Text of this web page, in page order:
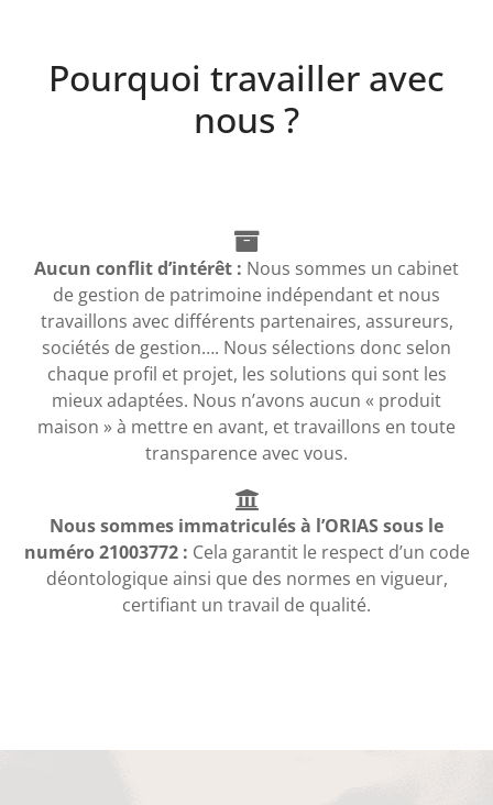
Pourquoi travailler avec
nous ?
Aucun conflit d’intérêt : Nous sommes un cabinet
de gestion de patrimoine indépendant et nous
travaillons avec différents partenaires, assureurs,
sociétés de gestion…. Nous sélections donc selon
chaque profil et projet, les solutions qui sont les
mieux adaptées. Nous n’avons aucun « produit
maison » à mettre en avant, et travaillons en toute
transparence avec vous.
Nous sommes immatriculés à l’ORIAS sous le
numéro 21003772 : Cela garantit le respect d’un code
déontologique ainsi que des normes en vigueur,
certifiant un travail de qualité.